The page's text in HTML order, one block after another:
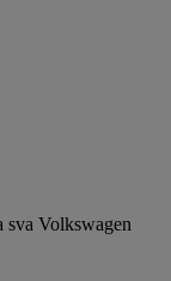
sva Volkswagen